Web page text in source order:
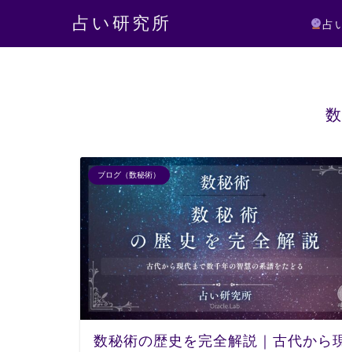
占い研究所 占
ブログ（数秘術）
数秘術の歴史を完全解説｜古代から